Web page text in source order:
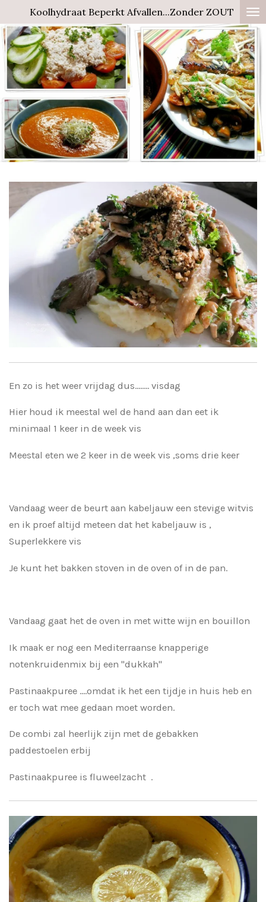
direct
naar
de
hoofdinhoud
Koolhydraat Beperkt Afvallen...Zonder ZOUT
En zo is het weer vrijdag dus........ visdag
Hier houd ik meestal wel de hand aan dan eet ik
minimaal 1 keer in de week vis
Meestal eten we 2 keer in de week vis ,soms drie keer
Vandaag weer de beurt aan kabeljauw een stevige witvis
en ik proef altijd meteen dat het kabeljauw is ,
Superlekkere vis
Je kunt het bakken stoven in de oven of in de pan.
Vandaag gaat het de oven in met witte wijn en bouillon
Ik maak er nog een Mediterraanse knapperige
notenkruidenmix bij een "dukkah"
Pastinaakpuree ....omdat ik het een tijdje in huis heb en
er toch wat mee gedaan moet worden.
De combi zal heerlijk zijn met de gebakken
paddestoelen erbij
Pastinaakpuree is fluweelzacht .